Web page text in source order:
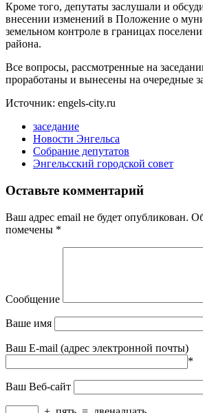
Кроме того, депутаты заслушали и
внесении изменений в Положение о
земельном контроле в границах
района.
Все вопросы, рассмотренные на
проработаны и вынесены на очередные
Источник: engels-city.ru
заседание
Новости Энгельса
Собрание депутатов
Энгельсский городской совет
Оставьте комментарий
Ваш адрес email не будет опубликован.
помечены *
Сообщение
Ваше имя
Ваш E-mail (адрес электронной почты)
*
Ваш Веб-сайт